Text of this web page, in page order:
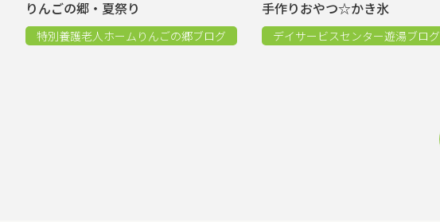
りんごの郷・夏祭り
特別養護老人ホームりんごの郷ブログ
手作りおやつ☆かき氷
デイサービスセンター遊湯ブログ